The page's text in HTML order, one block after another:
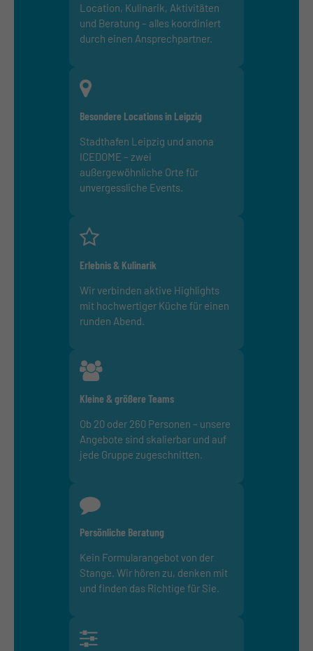
Location, Kulinarik, Aktivitäten
und Beratung – alles koordiniert
durch einen Ansprechpartner.
Besondere Locations in Leipzig
Stadthafen Leipzig und anona
ICEDOME – zwei
außergewöhnliche Orte für
unvergessliche Events.
Erlebnis & Kulinarik
Wir verbinden aktive Highlights
mit hochwertiger Küche für einen
runden Abend.
Kleine & größere Teams
Ob 20 oder 260 Personen – unsere
Angebote sind skalierbar und auf
jede Gruppe zugeschnitten.
Persönliche Beratung
Kein Formularangebot von der
Stange. Wir hören zu, denken mit
und finden das Richtige für Sie.